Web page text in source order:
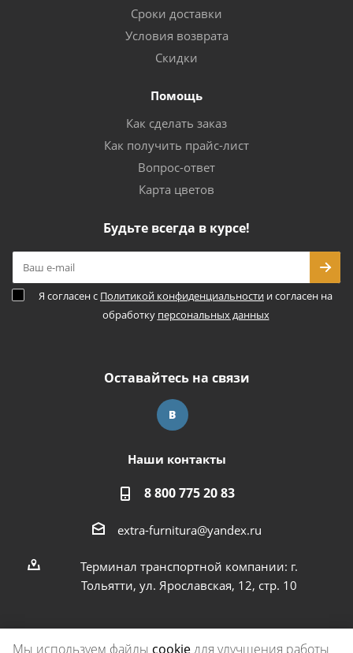
Сроки доставки
Условия возврата
Скидки
Помощь
Как сделать заказ
Как получить прайс-лист
Вопрос-ответ
Карта цветов
Будьте всегда в курсе!
Я согласен с Политикой конфиденциальности и согласен на
обработку персональных данных
Оставайтесь на связи
Наши контакты
8 800 775 20 83
extra-furnitura@yandex.ru
Терминал транспортной компании: г.
Тольятти, ул. Ярославская, 12, стр. 10
Мы используем файлы cookie для улучшения работы